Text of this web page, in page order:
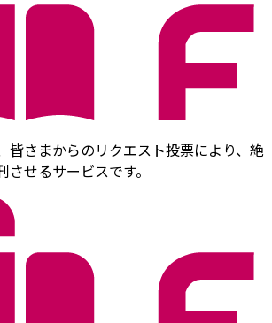
皆さまからのリクエスト投票により、絶
せるサービスです。